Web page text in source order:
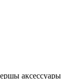
ершы